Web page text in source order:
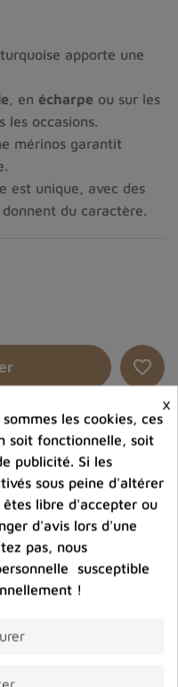
apporte une
, en écharpe ou sur les
les occasions.
mérinos garantit
est unique, avec des
du caractère.
favorite_border
sur ce produit
×
les cookies, ces
soit fonctionnelle, soit
publicité. Si les
sous peine d'altérer
libre d'accepter ou
d'avis lors d'une
pas, nous
susceptible
!